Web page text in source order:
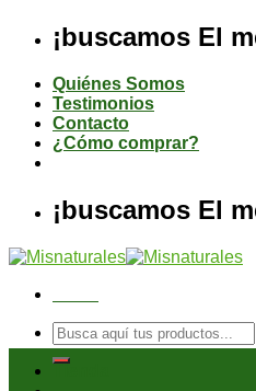
¡buscamos El
Quiénes Somos
Testimonios
Contacto
¿Cómo comprar?
¡buscamos El
Buscar
por: